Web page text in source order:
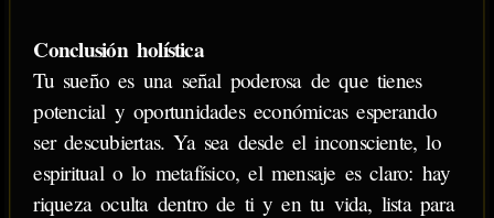
Conclusión holística
Tu sueño es una señal poderosa de que tienes
potencial y oportunidades económicas esperando
ser descubiertas. Ya sea desde el inconsciente, lo
espiritual o lo metafísico, el mensaje es claro: hay
riqueza oculta dentro de ti y en tu vida, lista para